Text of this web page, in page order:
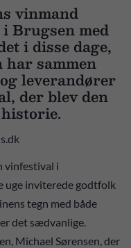
vinmand
Brugsen med
i disse dage,
sammen
leverandører
der blev den
vinfestival i
uge inviterede godtfolk
tegn med både
det sædvanlige.
Michael Sørensen, der